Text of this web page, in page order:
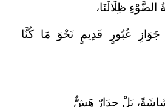
ظِلَالَنَا،
جَوَازِ عُبُورٍ قَدِيمٍ نَحْوَ مَا كُنَّا
بَلْ جِدَارٌ هَشٌّ